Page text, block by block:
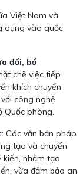
Việt Nam và
dụng vào quốc
đổi, bổ
chẽ việc tiếp
khích chuyển
công nghệ
Quốc phòng.
Các văn bản pháp
tạo và chuyển
nhằm tạo
vừa đảm bảo an